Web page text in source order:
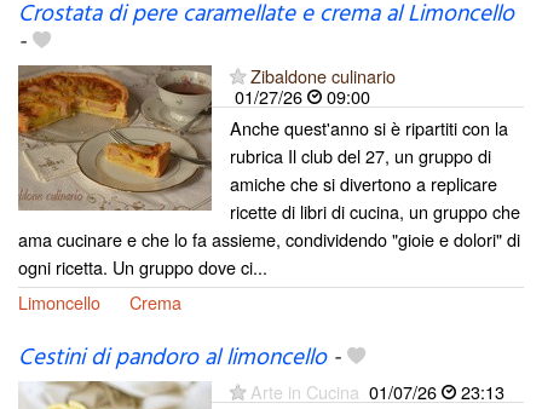
Crostata di pere caramellate e crema al Limoncello
-
Zibaldone culinario
01/27/26
09:00
Anche quest'anno si è ripartiti con la
rubrica Il club del 27, un gruppo di
amiche che si divertono a replicare
ricette di libri di cucina, un gruppo che
ama cucinare e che lo fa assieme, condividendo "gioie e dolori" di
ogni ricetta. Un gruppo dove ci...
Limoncello
Crema
Cestini di pandoro al limoncello-
Arte in Cucina 01/07/26
23:13